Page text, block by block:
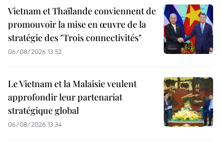
Vietnam et Thaïlande conviennent de
promouvoir la mise en œuvre de la
stratégie des "Trois connectivités"
06/08/2026 13:52
Le Vietnam et la Malaisie veulent
approfondir leur partenariat
stratégique global
06/08/2026 13:34